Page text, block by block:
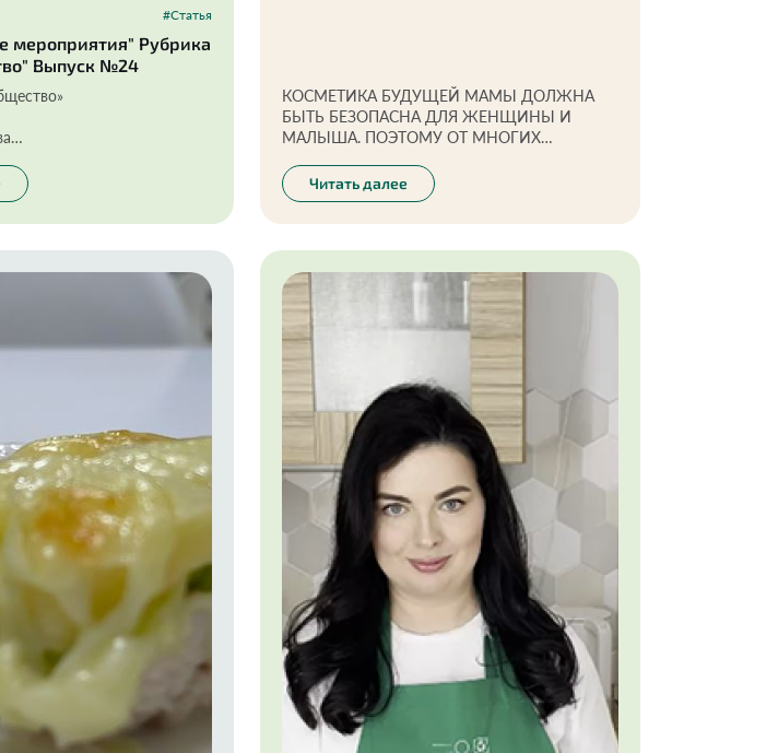
#Статья
мероприятия" Рубрика
Выпуск №24
как лидер и основатель
и «Помогатор».
темы здоровья, красоты,
КОСМЕТИКА БУДУЩЕЙ МАМЫ ДОЛЖНА
БЫТЬ БЕЗОПАСНА ДЛЯ ЖЕНЩИНЫ И
МАЛЫША. ПОЭТОМУ ОТ МНОГИХ
ОТКАЗАТЬСЯ.
Инесса Генералова
основательница проекта «Экоразнос»,
Читать далее